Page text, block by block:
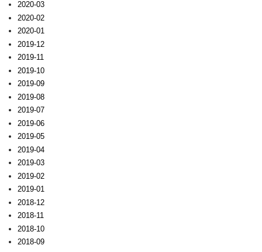
2020-03
2020-02
2020-01
2019-12
2019-11
2019-10
2019-09
2019-08
2019-07
2019-06
2019-05
2019-04
2019-03
2019-02
2019-01
2018-12
2018-11
2018-10
2018-09